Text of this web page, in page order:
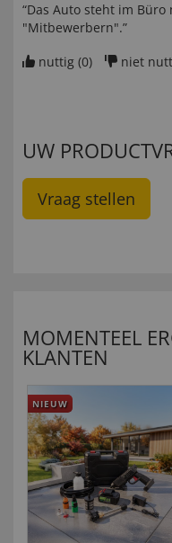
“Das Auto steht im
"Mitbewerbern".”
nuttig (0) niet
UW
Vraag stellen
MOMENTEEL
KLANTEN
NIEUW